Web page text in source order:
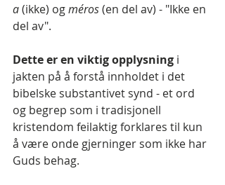
a (ikke) og méros (en del av) - "Ikke en
del av".
Dette er en viktig opplysning i
jakten på å forstå innholdet i det
bibelske substantivet synd - et ord
og begrep som i tradisjonell
kristendom feilaktig forklares til kun
å være onde gjerninger som ikke har
Guds behag.